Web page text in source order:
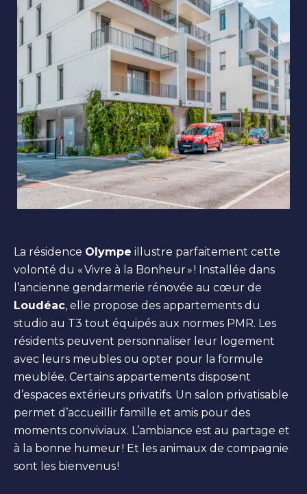
La résidence Olympe illustre parfaitement cette
volonté du « Vivre à la Bonheur » ! Installée dans
l’ancienne gendarmerie rénovée au cœur de
Loudéac, elle propose des appartements du
studio au T3 tout équipés aux normes PMR. Les
résidents peuvent personnaliser leur logement
avec leurs meubles ou opter pour la formule
meublée. Certains appartements disposent
d’espaces extérieurs privatifs. Un salon privatisable
permet d’accueillir famille et amis pour des
moments conviviaux. L’ambiance est au partage et
à la bonne humeur ! Et les animaux de compagnie
sont les bienvenus !